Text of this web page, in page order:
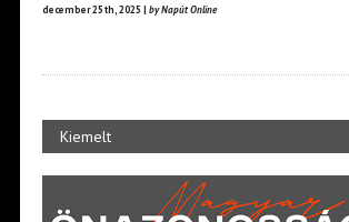
december 25th, 2025 | by Napút Online
Kiemelt